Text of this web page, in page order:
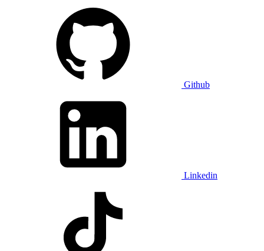
Github
Linkedin